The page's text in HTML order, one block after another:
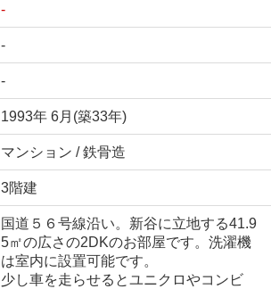
-
-
-
1993年 6月(築33年)
マンション / 鉄骨造
3階建
国道５６号線沿い。新谷に立地する41.9
5㎡の広さの2DKのお部屋です。洗濯機
は室内に設置可能です。
少し車を走らせるとユニクロやコンビ